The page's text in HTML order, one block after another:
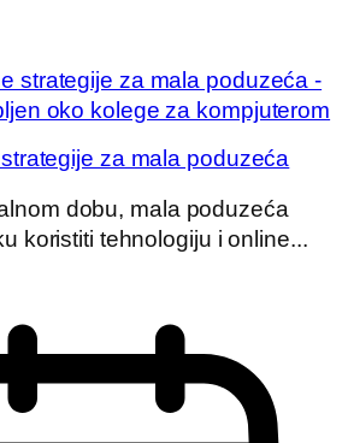
za mala poduzeća
dobu, mala poduzeća
koristiti tehnologiju i online...